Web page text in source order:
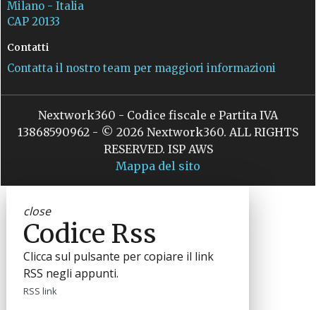
Milano - Italia
CAP 20133
Contatti
Contatta il nostro team per maggiori informazioni
Nextwork360 - Codice fiscale e Partita IVA
13868590962 - © 2026 Nextwork360. ALL RIGHTS
RESERVED. ISP AWS
Mappa del sito
close
Codice Rss
Clicca sul pulsante per copiare il link
RSS negli appunti.
RSS link